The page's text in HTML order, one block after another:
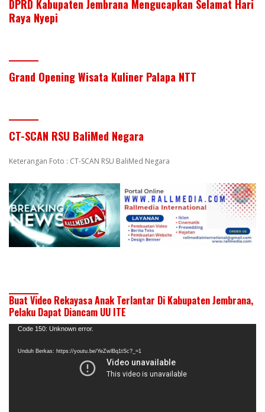
DPRD Kabupaten Jembrana Mengucapkan Selamat Hari
Raya Nyepi
Grand Opening Wisata Kuliner Palapa NTT
CT-SCAN RSU BaliMed Negara
Keterangan Foto : CT-SCAN RSU BaliMed Negara
Buat Video Rekayasa Anak Terlantar Di Kabupaten Jembrana,
Pelaku Dapat Diancam UU ITE
Pemutar
Code 150: Unknown error.
Unduh Berkas: https://youtu.be/YeZwlBq1tSc?_=1